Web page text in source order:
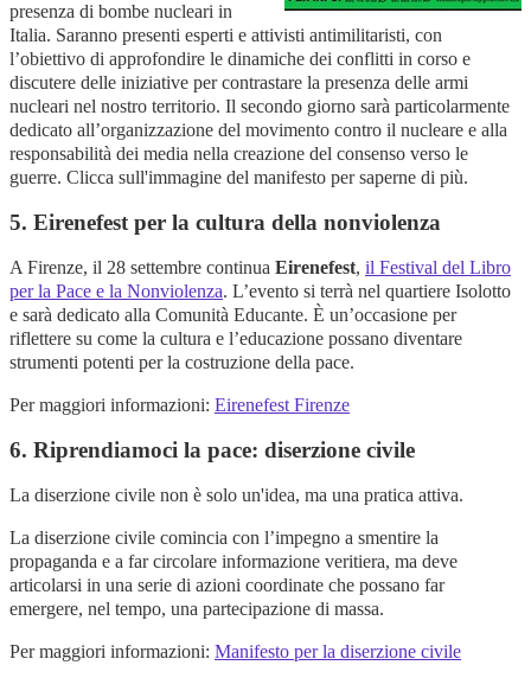
presenza di bombe nucleari in
Italia. Saranno presenti esperti e attivisti antimilitaristi, con
l’obiettivo di approfondire le dinamiche dei conflitti in corso e
discutere delle iniziative per contrastare la presenza delle armi
nucleari nel nostro territorio. Il secondo giorno sarà particolarmente
dedicato all’organizzazione del movimento contro il nucleare e alla
responsabilità dei media nella creazione del consenso verso le
guerre. Clicca sull'immagine del manifesto per saperne di più.
5. Eirenefest per la cultura della nonviolenza
A Firenze, il 28 settembre continua Eirenefest, il Festival del Libro
per la Pace e la Nonviolenza. L’evento si terrà nel quartiere Isolotto
e sarà dedicato alla Comunità Educante. È un’occasione per
riflettere su come la cultura e l’educazione possano diventare
strumenti potenti per la costruzione della pace.
Per maggiori informazioni: Eirenefest Firenze
6. Riprendiamoci la pace: diserzione civile
La diserzione civile non è solo un'idea, ma una pratica attiva.
La diserzione civile comincia con l’impegno a smentire la
propaganda e a far circolare informazione veritiera, ma deve
articolarsi in una serie di azioni coordinate che possano far
emergere, nel tempo, una partecipazione di massa.
Per maggiori informazioni: Manifesto per la diserzione civile